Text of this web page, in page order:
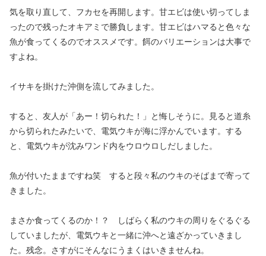
気を取り直して、フカセを再開します。甘エビは使い切ってしま
ったので残ったオキアミで勝負します。甘エビはハマると色々な
魚が食ってくるのでオススメです。餌のバリエーションは大事で
すよね。
イサキを掛けた沖側を流してみました。
すると、友人が「あー！切られた！」と悔しそうに。見ると道糸
から切られたみたいで、電気ウキが海に浮かんでいます。する
と、電気ウキが沈みワンド内をウロウロしだしました。
魚が付いたままですね笑 すると段々私のウキのそばまで寄って
きました。
まさか食ってくるのか！？ しばらく私のウキの周りをぐるぐる
していましたが、電気ウキと一緒に沖へと遠ざかっていきまし
た。残念。さすがにそんなにうまくはいきませんね。